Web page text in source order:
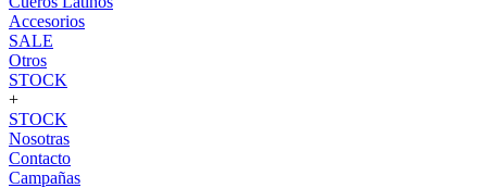
Accesorios
SALE
Otros
STOCK
+
STOCK
Nosotras
Contacto
Campañas